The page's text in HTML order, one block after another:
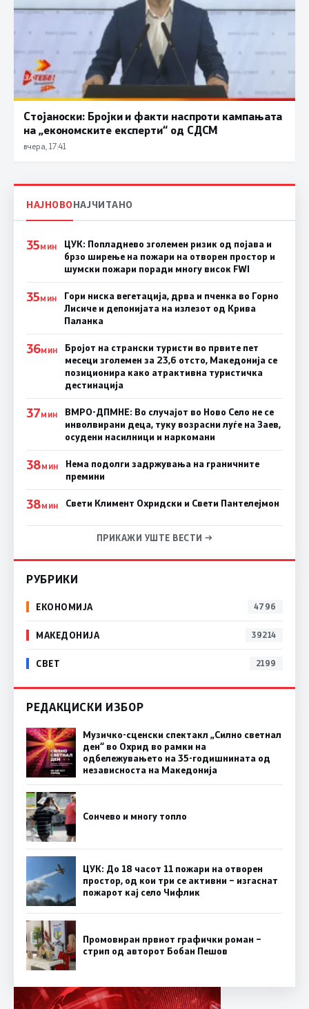
Стојаноски: Бројки и факти наспроти кампањата
на „економските експерти“ од СДСM
вчера, 17:41
НАЈНОВОНАЈЧИТАНО
35МИН
ЦУК: Попладнево зголемен ризик од појава и
брзо ширење на пожари на отворен простор и
шумски пожари поради многу висок FWI
35МИН
Гори ниска вегетација, дрва и пченка во Горно
Лисиче и депонијата на излезот од Крива
Паланка
36МИН
Бројот на странски туристи во првите пет
месеци зголемен за 23,6 отсто, Македонија се
позиционира како атрактивна туристичка
дестинација
37МИН
ВМРО-ДПМНЕ: Во случајот во Ново Село не се
инволвирани деца, туку возрасни луѓе на Заев,
осудени насилници и наркомани
38МИН
Нема подолги задржувања на граничните
премини
38МИН Свети Климент Охридски и Свети Пантелејмон
ПРИКАЖИ УШТЕ ВЕСТИ →
РУБРИКИ
ЕКОНОМИЈА 4796
МАКЕДОНИЈА 39214
СВЕТ 2199
РЕДАКЦИСКИ ИЗБОР
Музичко-сценски спектакл „Силно светнал
ден“ во Охрид во рамки на
одбележувањето на 35-годишнината од
независноста на Македонија
Сончево и многу топло
ЦУК: До 18 часот 11 пожари на отворен
простор, од кои три се активни – изгаснат
пожарот кај село Чифлик
Промовиран првиот графички роман –
стрип од авторот Бобан Пешов